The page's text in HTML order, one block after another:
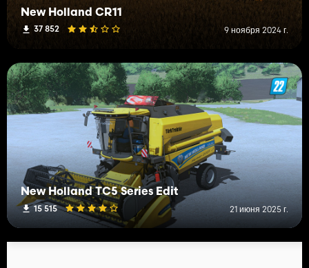
New Holland CR11
37 852 9 ноября 2024 г.
New Holland TC5 Series Edit
15 515 21 июня 2025 г.